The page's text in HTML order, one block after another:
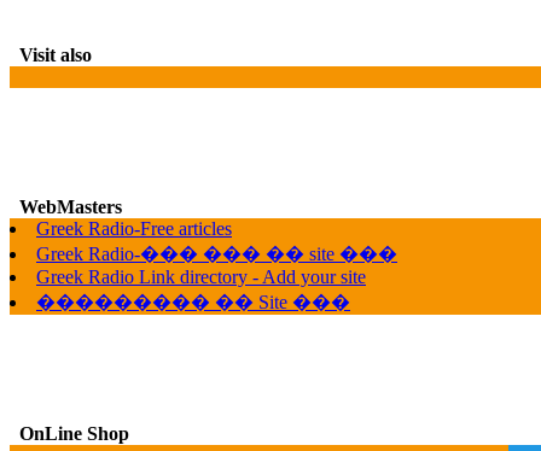
Visit also
WebMasters
Greek Radio-Free articles
Greek Radio-��� ��� �� site ���
Greek Radio Link directory - Add your site
��������� �� Site ���
OnLine Shop